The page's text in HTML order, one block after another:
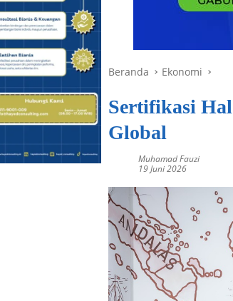
Beranda Ekonomi
Sertifikasi
Global
Muhamad Fauzi
19 Juni 2026